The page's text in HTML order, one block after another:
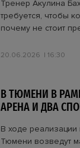
Тренер Акулина
требуется, чтобы
почему не стоит
20.06.2026 16:30
В ТЮМЕНИ В
АРЕНА И ДВА
В ходе реализации
Тюмени возведут